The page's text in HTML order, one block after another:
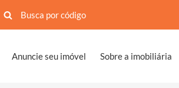
Anuncie seu imóvel Sobre a imobiliária